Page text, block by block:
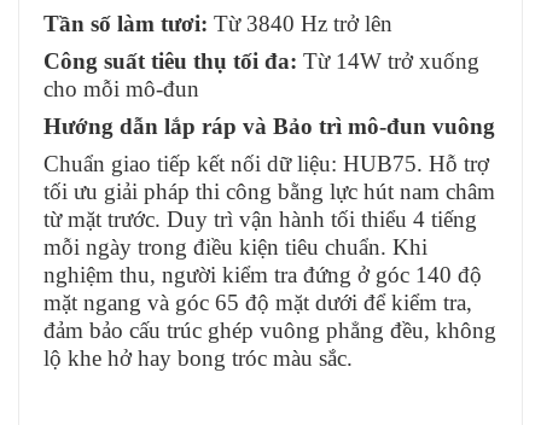
Tần số làm tươi: Từ 3840 Hz trở lên
Công suất tiêu thụ tối đa: Từ 14W trở xuống
cho mỗi mô-đun
Hướng dẫn lắp ráp và Bảo trì mô-đun vuông
Chuẩn giao tiếp kết nối dữ liệu: HUB75. Hỗ trợ
tối ưu giải pháp thi công bằng lực hút nam châm
từ mặt trước. Duy trì vận hành tối thiểu 4 tiếng
mỗi ngày trong điều kiện tiêu chuẩn. Khi
nghiệm thu, người kiểm tra đứng ở góc 140 độ
mặt ngang và góc 65 độ mặt dưới để kiểm tra,
đảm bảo cấu trúc ghép vuông phẳng đều, không
lộ khe hở hay bong tróc màu sắc.